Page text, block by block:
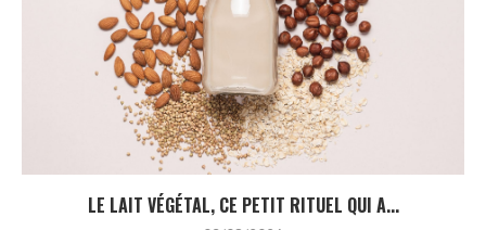
LE LAIT VÉGÉTAL, CE PETIT RITUEL QUI A...